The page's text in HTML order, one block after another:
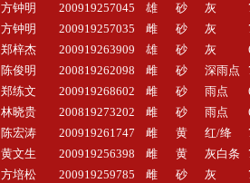
方钟明 200919257045 雄 砂 灰
方钟明 200919257035 雌 砂 灰
郑梓杰 200919263909 雄 砂 灰
陈俊明 200819262098 雌 砂 深雨点
郑练文 200919268602 雌 砂 雨点
林晓贵 200819273202 雌 砂 雨点
陈宏涛 200919261747 雌 黄 红/绛
黄文生 200919256398 雌 黄 灰白条
方培松 200919259785 雌 砂 灰